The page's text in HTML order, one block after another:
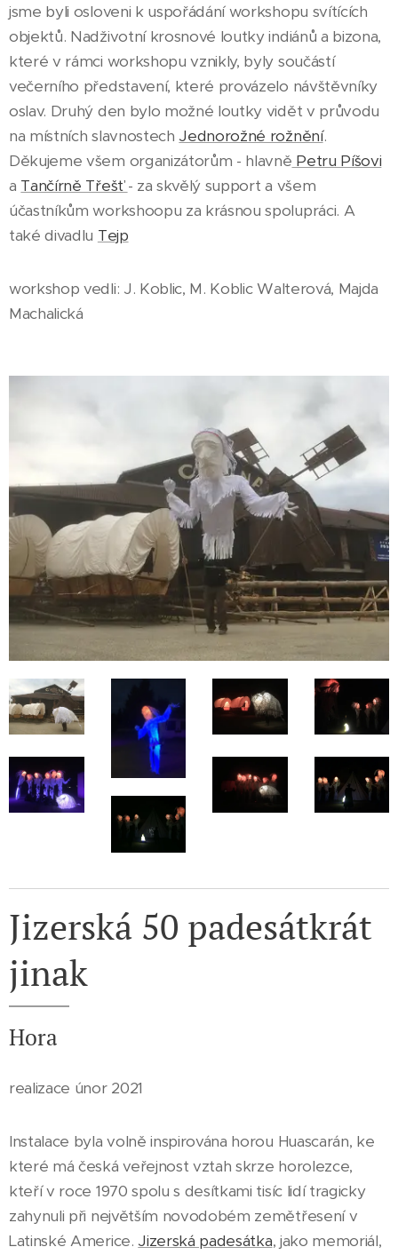
jsme byli osloveni k uspořádání workshopu svítících
objektů. Nadživotní krosnové loutky indiánů a bizona,
které v rámci workshopu vznikly, byly součástí
večerního představení, které provázelo návštěvníky
oslav. Druhý den bylo možné loutky vidět v průvodu
na místních slavnostech Jednorožné rožnění.
Děkujeme všem organizátorům - hlavně Petru Píšovi
a Tančírně Třešť- za skvělý support a všem
účastníkům workshoopu za krásnou spolupráci. A
také divadlu Tejp
workshop vedli: J. Koblic, M. Koblic Walterová, Majda
Machalická
Jizerská 50 padesátkrát
jinak
Hora
realizace únor 2021
Instalace byla volně inspirována horou Huascarán, ke
které má česká veřejnost vztah skrze horolezce,
kteří v roce 1970 spolu s desítkami tisíc lidí tragicky
zahynuli při největším novodobém zemětřesení v
Latinské Americe. Jizerská padesátka, jako memoriál,